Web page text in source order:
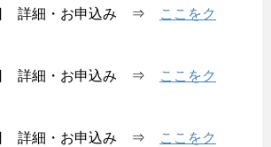
詳細・お申込み ⇒
ここをク
詳細・お申込み ⇒
ここをク
詳細・お申込み ⇒
ここをク